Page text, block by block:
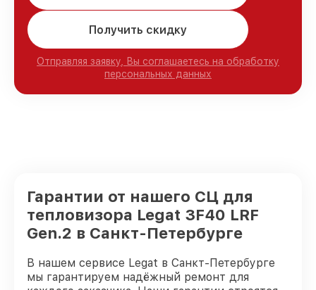
Получить скидку
Отправляя заявку, Вы соглашаетесь на обработку
персональных данных
Гарантии от нашего СЦ для
тепловизора Legat 3F40 LRF
Gen.2 в Санкт-Петербурге
В нашем сервисе Legat в Санкт-Петербурге
мы гарантируем надёжный ремонт для